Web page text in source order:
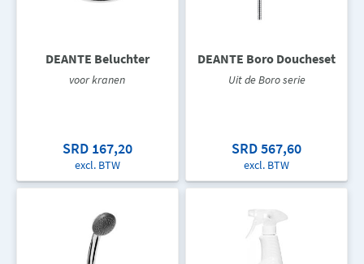
DEANTE Beluchter
voor kranen
SRD 167,20
excl. BTW
DEANTE Boro Doucheset
Uit de Boro serie
SRD 567,60
excl. BTW